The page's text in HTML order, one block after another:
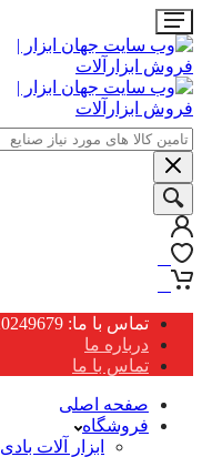
تماس با ما: 09120249679
درباره ما
تماس با ما
صفحه اصلی
فروشگاه
ابزار آلات بادی